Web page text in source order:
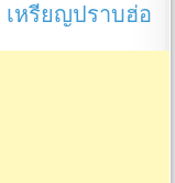
เหรียญปราบฮ่อ